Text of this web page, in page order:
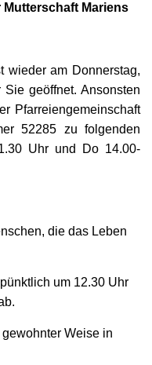
Mariens
wieder am Donnerstag,
geöffnet. Ansonsten
Pfarreiengemeinschaft
52285 zu folgenden
Uhr und Do 14.00-
die das Leben
um 12.30 Uhr
Weise in